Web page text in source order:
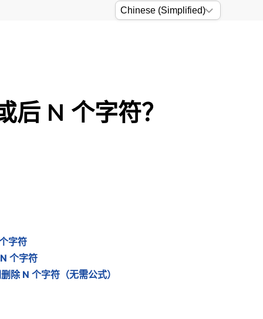
N 个字符？
字符
个字符
除 N 个字符（无需公式）